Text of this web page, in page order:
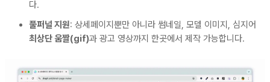
다.
풀퍼널 지원: 상세페이지뿐만 아니라 썸네일, 모델 이미지, 심지어
최상단 움짤(gif)과 광고 영상까지 한곳에서 제작 가능합니다.